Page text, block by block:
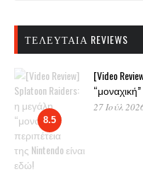
ΤΕΛΕΥΤΑΊΑ REVIEWS
8.5
[Video
27 Ιούλ